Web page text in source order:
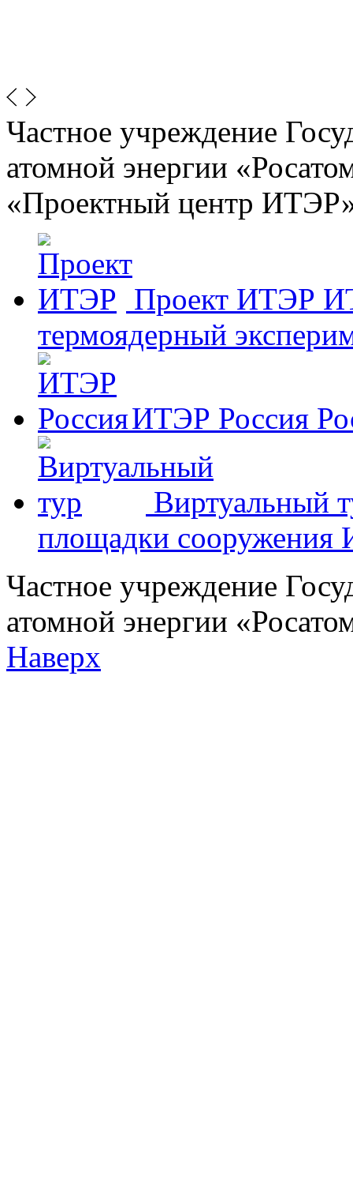
Частное учреждение
атомной энергии
«Проектный центр
Проект ИТЭР
термоядерный
ИТЭР Россия
Виртуальный
площадки
Частное учреждение
атомной энергии
Наверх